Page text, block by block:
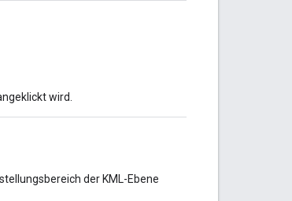
wird.
der KML-Ebene